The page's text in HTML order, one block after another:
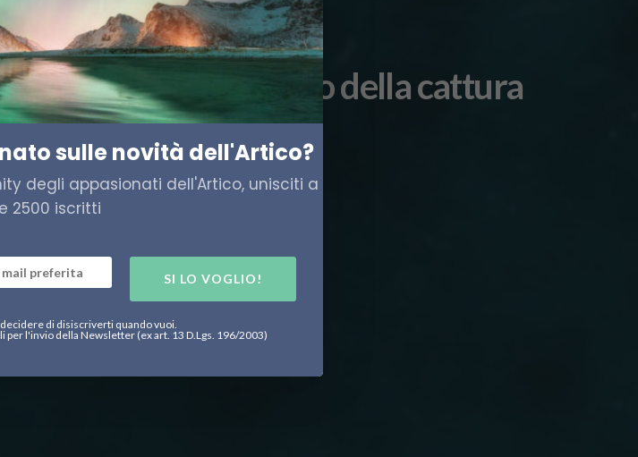
in corsa per il futuro della cattura
sulle novità dell'Artico?
degli appasionati dell'Artico, unisciti a
2500 iscritti
SI LO VOGLIO!
di disiscriverti quando vuoi.
l'invio della Newsletter (ex art. 13 D.Lgs. 196/2003)